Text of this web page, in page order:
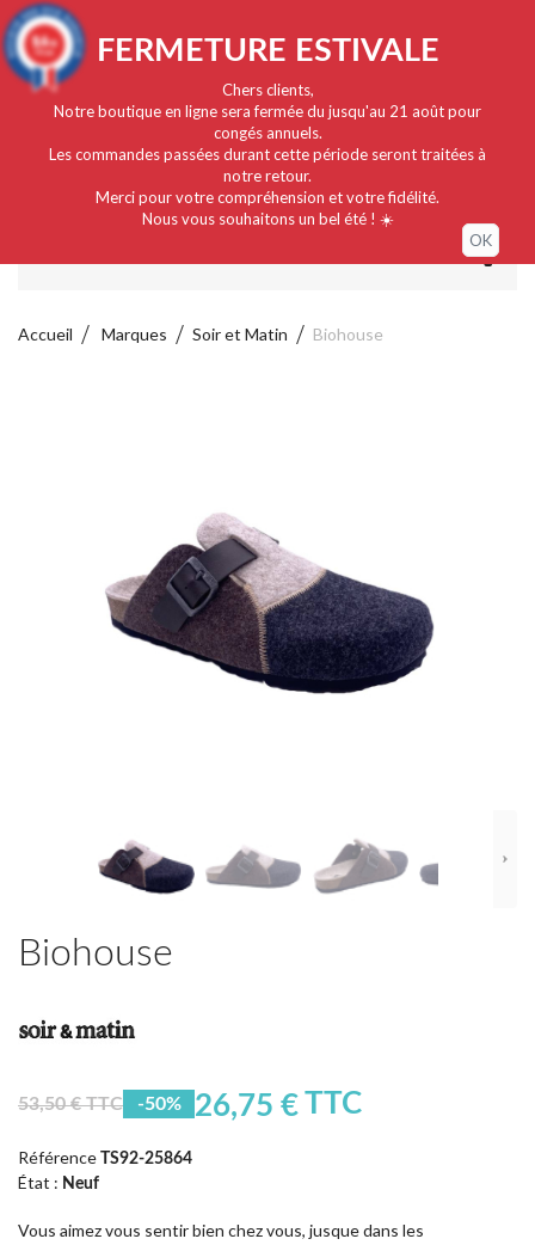
Français
FERMETURE ESTIVALE
Chers clients,
Notre boutique en ligne sera fermée du jusqu'au 21 août pour
congés annuels.
Les commandes passées durant cette période seront traitées à
notre retour.
Merci pour votre compréhension et votre fidélité.
Nous vous souhaitons un bel été ! ☀️
OK
Accueil Marques Soir et Matin Biohouse
Biohouse
53,50 € TTC -50% 26,75 €TTC
Référence TS92-25864
État : Neuf
Vous aimez vous sentir bien chez vous, jusque dans les
9.4/10